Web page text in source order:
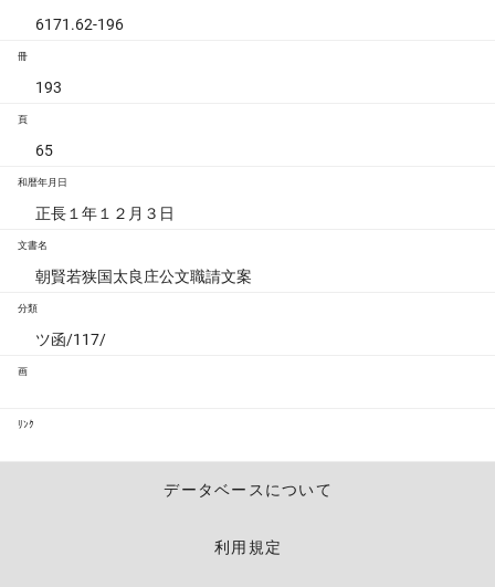
6171.62-196
冊
193
頁
65
和暦年月日
正長１年１２月３日
文書名
朝賢若狭国太良庄公文職請文案
分類
ツ函/117/
画
ﾘﾝｸ
データベースについて
利用規定